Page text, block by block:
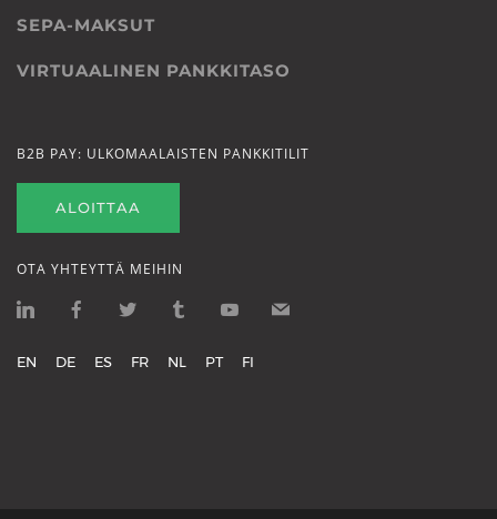
SEPA-MAKSUT
VIRTUAALINEN PANKKITASO
B2B PAY: ULKOMAALAISTEN PANKKITILIT
ALOITTAA
OTA YHTEYTTÄ MEIHIN
EN DE ES FR NL PT FI